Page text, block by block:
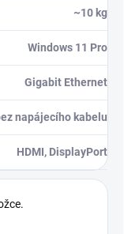
~10 kg
Windows 11 Pro
Gigabit Ethernet
napájecího kabelu
HDMI, DisplayPort